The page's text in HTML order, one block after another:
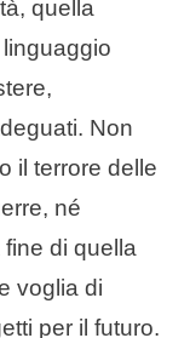
quella
Non
il terrore delle
né
di quella
voglia di
per il futuro.